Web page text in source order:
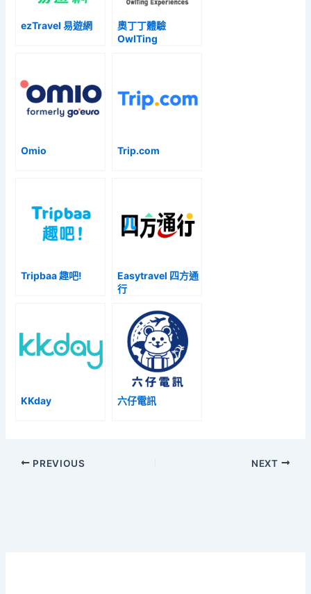
ezTravel 易遊網
奧丁丁體驗
OwlTing
Omio Trip.com
Tripbaa 趣吧!
Easytravel 四方通
行
KKday 六仔電訊
PREVIOUS NEXT